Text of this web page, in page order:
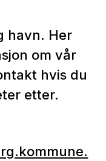
havn. Her
om vår
hvis du
etter.